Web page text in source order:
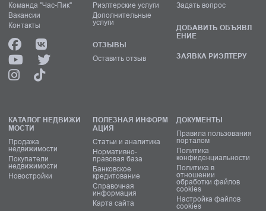
Команда "Час-Пик"
Вакансии
Контакты
Риэлтерские услуги
Дополнительные
услуги
ОТЗЫВЫ
Оставить отзыв
Задать вопрос
ДОБАВИТЬ ОБЪЯВЛ
ЕНИЕ
ЗАЯВКА РИЭЛТЕРУ
КАТАЛОГ НЕДВИЖИ
МОСТИ
Продажа
недвижимости
Покупатели
недвижимости
Новостройки
ПОЛЕЗНАЯ ИНФОРМ
АЦИЯ
Статьи и аналитика
Нормативно-
правовая база
Банковское
кредитование
Справочная
информация
Карта сайта
ДОКУМЕНТЫ
Правила пользования
порталом
Политика
конфиденциальности
Политика в
отношении
обработки файлов
cookies
Настройка файлов
cookies